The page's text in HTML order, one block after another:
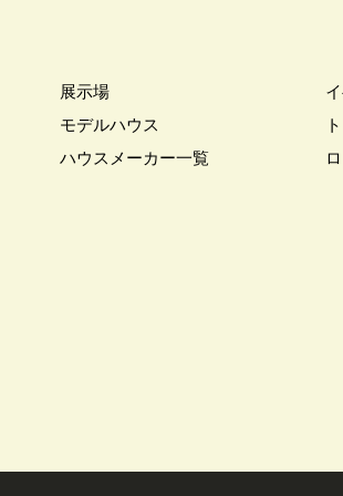
展示場
モデルハウス
ハウスメーカー一覧